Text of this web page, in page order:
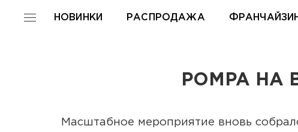
НОВИНКИ РАСПРОДАЖА
POMPA
Масштабное мероприятие вновь